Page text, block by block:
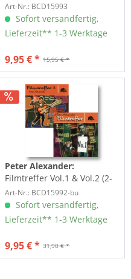
Art-Nr.: BCD15993
Sofort versandfertig,
Lieferzeit** 1-3 Werktage
15,95 € *
9,95 € *
Peter Alexander:
Filmtreffer Vol.1 & Vol.2 (2-
CD)
Art-Nr.: BCD15992-bu
Sofort versandfertig,
Lieferzeit** 1-3 Werktage
31,90 € *
9,95 € *